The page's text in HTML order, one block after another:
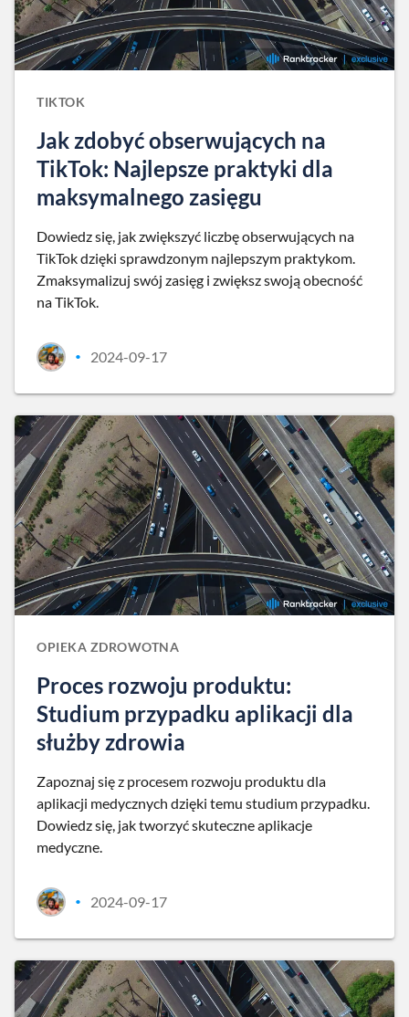
TIKTOK
Jak zdobyć obserwujących na
TikTok: Najlepsze praktyki dla
maksymalnego zasięgu
Dowiedz się, jak zwiększyć liczbę obserwujących na
TikTok dzięki sprawdzonym najlepszym praktykom.
Zmaksymalizuj swój zasięg i zwiększ swoją obecność
na TikTok.
• 2024-09-17
OPIEKA ZDROWOTNA
Proces rozwoju produktu:
Studium przypadku aplikacji dla
służby zdrowia
Zapoznaj się z procesem rozwoju produktu dla
aplikacji medycznych dzięki temu studium przypadku.
Dowiedz się, jak tworzyć skuteczne aplikacje
medyczne.
• 2024-09-17